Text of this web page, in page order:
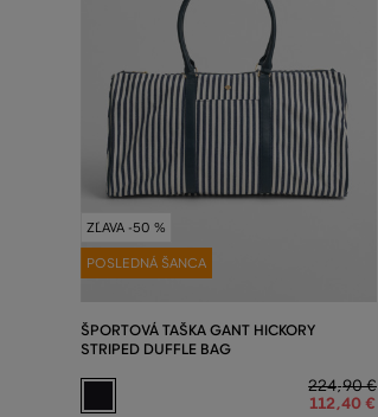
ZĽAVA -50 %
POSLEDNÁ ŠANCA
ŠPORTOVÁ TAŠKA GANT HICKORY
STRIPED DUFFLE BAG
224,90 €
112,40 €